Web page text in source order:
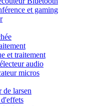
et gaming
et traitement
audio
micros
de larsen